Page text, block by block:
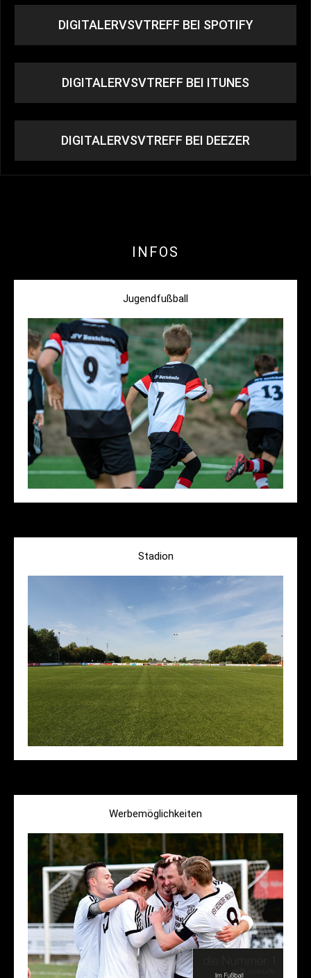
DIGITALERVSVTREFF BEI SPOTIFY
DIGITALERVSVTREFF BEI ITUNES
DIGITALERVSVTREFF BEI DEEZER
INFOS
Jugendfußball
Stadion
Werbemöglichkeiten